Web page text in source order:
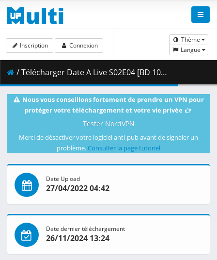
Thème
Langue
Inscription Connexion
/ Télécharger Date A Live S02E04 [BD 1080p HEVC 10bit FLAC] [Dual-Audio].mkv.001 ( 474.41 MB )
Nous vous conseillons fortement de prendre un VPN pour
protéger votre téléchargement et votre vie privée
Tester NordVPN
Merci de désactiver votre logiciel anti-pub avant de signaler un
problème. Consulter la page tutoriel
Date Upload
27/04/2022 04:42
Date dernier téléchargement
26/11/2024 13:24